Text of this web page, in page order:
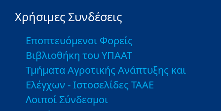
Χρήσιμες Συνδέσεις
Εποπτευόμενοι Φορείς
Βιβλιοθήκη του ΥΠΑΑΤ
Τμήματα Αγροτικής Ανάπτυξης και
Ελέγχων - Ιστοσελίδες ΤΑΑΕ
Λοιποί Σύνδεσμοι